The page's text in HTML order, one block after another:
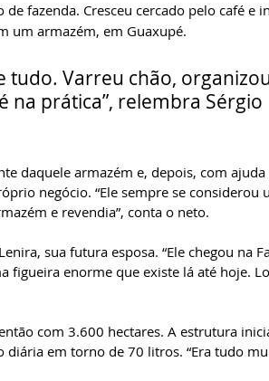
de fazenda. Cresceu cercado pelo café e
um armazém, em Guaxupé.
tudo. Varreu chão,
na prática”, relembra
daquele armazém e, depois, com
negócio. “Ele sempre se
e revendia”, conta o neto.
sua futura esposa. “Ele chegou na
figueira enorme que existe lá até hoje.
com 3.600 hectares. A estrutura
diária em torno de 70 litros. “Era tudo